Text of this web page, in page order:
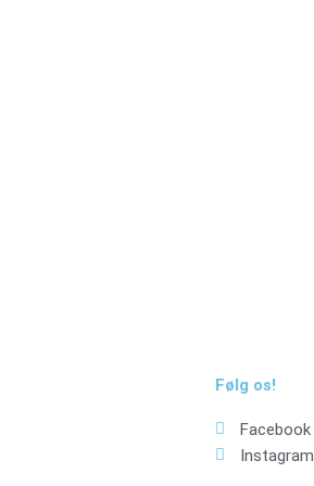
Følg os!
Facebook
Instagram